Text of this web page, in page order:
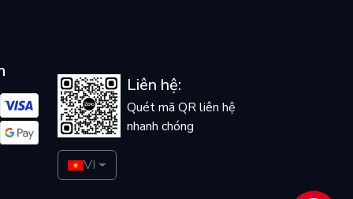
Liên hệ:
Quét mã QR liên hệ
nhanh chóng
VI